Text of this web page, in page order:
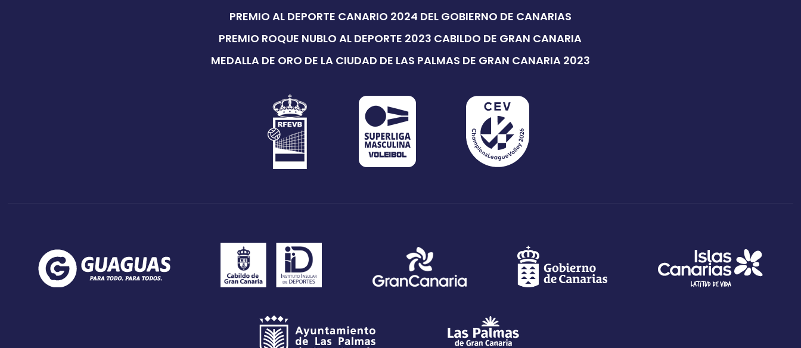
PREMIO AL DEPORTE CANARIO 2024 DEL GOBIERNO DE CANARIAS
PREMIO ROQUE NUBLO AL DEPORTE 2023 CABILDO DE GRAN CANARIA
MEDALLA DE ORO DE LA CIUDAD DE LAS PALMAS DE GRAN CANARIA 2023